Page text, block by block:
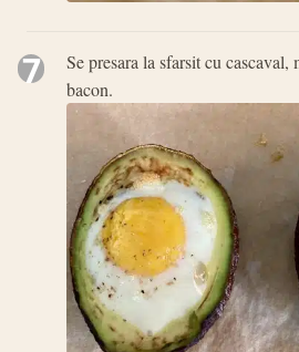
7
Se presara la sfarsit cu cascaval,
bacon.